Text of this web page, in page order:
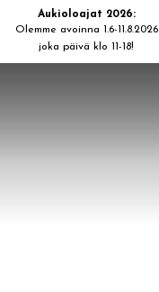
Aukioloajat 2026:
Olemme avoinna 1.6-11.8.2026
joka päivä klo 11-18!